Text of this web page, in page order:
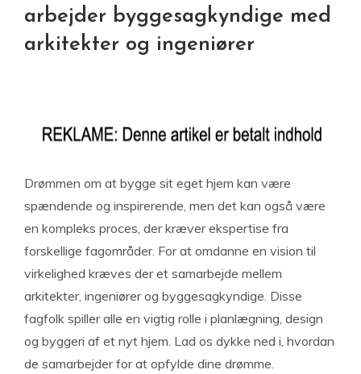
arbejder byggesagkyndige med
arkitekter og ingeniører
Drømmen om at bygge sit eget hjem kan være
spændende og inspirerende, men det kan også være
en kompleks proces, der kræver ekspertise fra
forskellige fagområder. For at omdanne en vision til
virkelighed kræves der et samarbejde mellem
arkitekter, ingeniører og byggesagkyndige. Disse
fagfolk spiller alle en vigtig rolle i planlægning, design
og byggeri af et nyt hjem. Lad os dykke ned i, hvordan
de samarbejder for at opfylde dine drømme.